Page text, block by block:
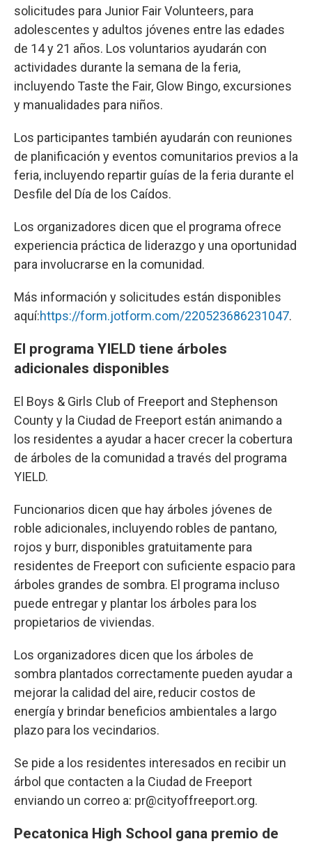
solicitudes para Junior Fair Volunteers, para
adolescentes y adultos jóvenes entre las edades
de 14 y 21 años. Los voluntarios ayudarán con
actividades durante la semana de la feria,
incluyendo Taste the Fair, Glow Bingo, excursiones
y manualidades para niños.
Los participantes también ayudarán con reuniones
de planificación y eventos comunitarios previos a la
feria, incluyendo repartir guías de la feria durante el
Desfile del Día de los Caídos.
Los organizadores dicen que el programa ofrece
experiencia práctica de liderazgo y una oportunidad
para involucrarse en la comunidad.
Más información y solicitudes están disponibles
aquí:https://form.jotform.com/220523686231047.
El programa YIELD tiene árboles
adicionales disponibles
El Boys & Girls Club of Freeport and Stephenson
County y la Ciudad de Freeport están animando a
los residentes a ayudar a hacer crecer la cobertura
de árboles de la comunidad a través del programa
YIELD.
Funcionarios dicen que hay árboles jóvenes de
roble adicionales, incluyendo robles de pantano,
rojos y burr, disponibles gratuitamente para
residentes de Freeport con suficiente espacio para
árboles grandes de sombra. El programa incluso
puede entregar y plantar los árboles para los
propietarios de viviendas.
Los organizadores dicen que los árboles de
sombra plantados correctamente pueden ayudar a
mejorar la calidad del aire, reducir costos de
energía y brindar beneficios ambientales a largo
plazo para los vecindarios.
Se pide a los residentes interesados en recibir un
árbol que contacten a la Ciudad de Freeport
enviando un correo a: pr@cityoffreeport.org.
Pecatonica High School gana premio de